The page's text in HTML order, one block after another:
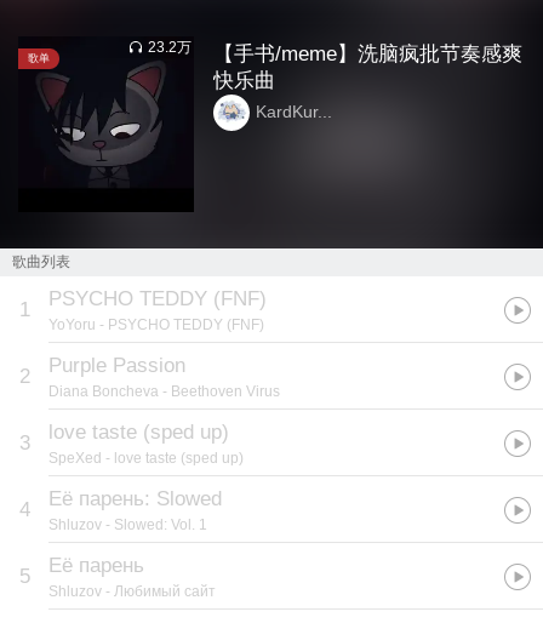
歌单
23.2万
【手书/meme】洗脑疯批节奏感爽
快乐曲
KardKur...
歌曲列表
1 PSYCHO TEDDY (FNF)
YoYoru - PSYCHO TEDDY (FNF)
2 Purple Passion
Diana Boncheva - Beethoven Virus
3 love taste (sped up)
SpeXed - love taste (sped up)
4 Её парень: Slowed
Shluzov - Slowed: Vol. 1
5 Её парень
Shluzov - Любимый сайт